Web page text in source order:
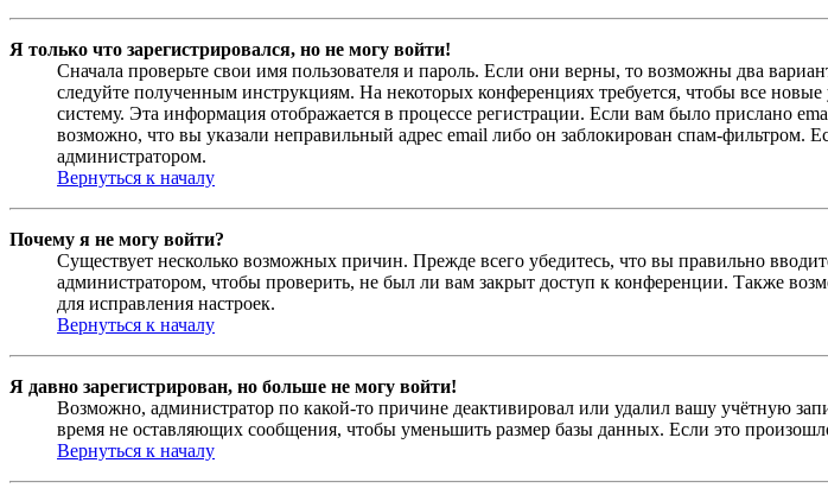
Я только что зарегистрировался, но не могу войти!
Сначала проверьте свои имя пользователя и пароль. Если они верны, то возможны два
следуйте полученным инструкциям. На некоторых конференциях требуется, чтобы все
систему. Эта информация отображается в процессе регистрации. Если вам было прислано
возможно, что вы указали неправильный адрес email либо он заблокирован спам-фильтром.
администратором.
Вернуться к началу
Почему я не могу войти?
Существует несколько возможных причин. Прежде всего убедитесь, что вы правильно
администратором, чтобы проверить, не был ли вам закрыт доступ к конференции. Также
для исправления настроек.
Вернуться к началу
Я давно зарегистрирован, но больше не могу войти!
Возможно, администратор по какой-то причине деактивировал или удалил вашу учётную
время не оставляющих сообщения, чтобы уменьшить размер базы данных. Если это
Вернуться к началу